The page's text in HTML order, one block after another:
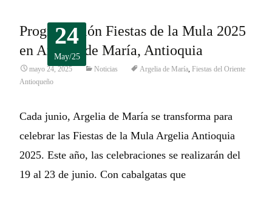
24
May/25
Programación Fiestas de la Mula 2025
en Argelia de María, Antioquia
mayo 24, 2025 Noticias Argelia de María, Fiestas del Oriente
Antioqueño
Cada junio, Argelia de María se transforma para
celebrar las Fiestas de la Mula Argelia Antioquia
2025. Este año, las celebraciones se realizarán del
19 al 23 de junio. Con cabalgatas que